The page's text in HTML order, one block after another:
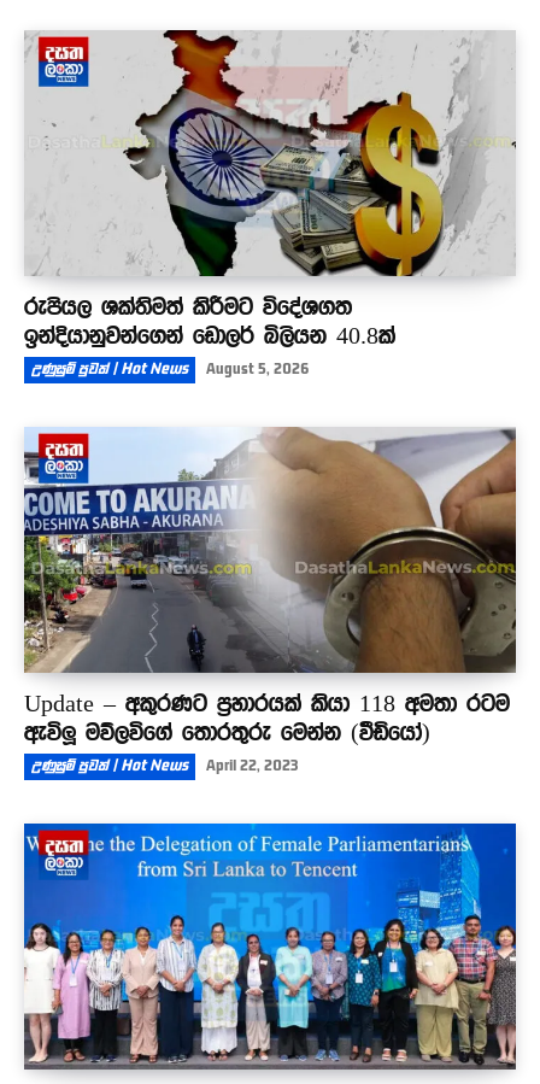
රුපියල ශක්තිමත් කිරීමට විදේශගත
ඉන්දියානුවන්ගෙන් ඩොලර් බිලියන 40.8ක්
උණුසුම් පුවත් | Hot News August 5, 2026
Update – අකුරණට ප්‍රහාරයක් කියා 118 අමතා රටම
ඇවිලූ මව්ලවිගේ තොරතුරු මෙන්න (වීඩියෝ)
උණුසුම් පුවත් | Hot News April 22, 2023